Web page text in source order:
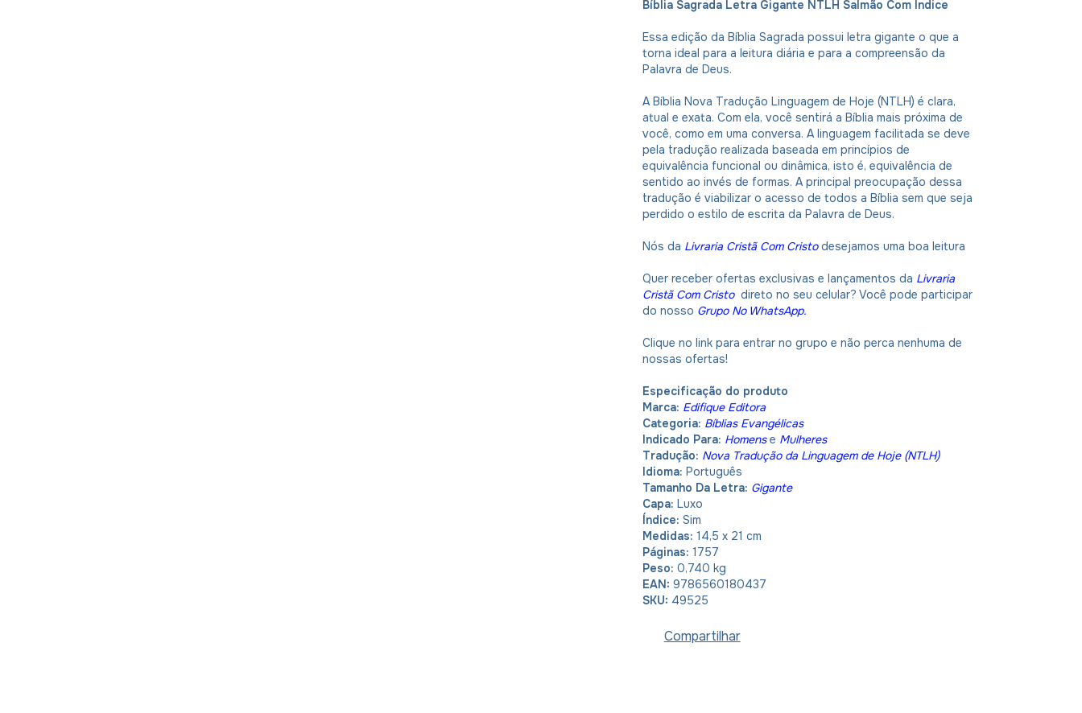
Bíblia Sagrada Letra Gigante NTLH Salmão Com Índice
Essa edição da Bíblia Sagrada possui letra gigante o que a
torna ideal para a leitura diária e para a compreensão da
Palavra de Deus.
A Bíblia Nova Tradução Linguagem de Hoje (NTLH) é clara,
atual e exata. Com ela, você sentirá a Bíblia mais próxima de
você, como em uma conversa. A linguagem facilitada se deve
pela tradução realizada baseada em princípios de
equivalência funcional ou dinâmica, isto é, equivalência de
sentido ao invés de formas. A principal preocupação dessa
tradução é viabilizar o acesso de todos a Bíblia sem que seja
perdido o estilo de escrita da Palavra de Deus.
Nós da Livraria Cristã Com Cristo desejamos uma boa leitura
Quer receber ofertas exclusivas e lançamentos da Livraria
Cristã Com Cristo direto no seu celular? Você pode participar
do nosso Grupo No WhatsApp.
Clique no link para entrar no grupo e não perca nenhuma de
nossas ofertas!
Especificação do produto
Marca: Edifique Editora
Categoria: Bíblias Evangélicas
Indicado Para: Homense Mulheres
Tradução: Nova Tradução da Linguagem de Hoje (NTLH)
Idioma: Português
Tamanho Da Letra: Gigante
Capa: Luxo
Índice: Sim
Medidas: 14,5 x 21 cm
Páginas: 1757
Peso: 0,740 kg
EAN: 9786560180437
SKU: 49525
Compartilhar